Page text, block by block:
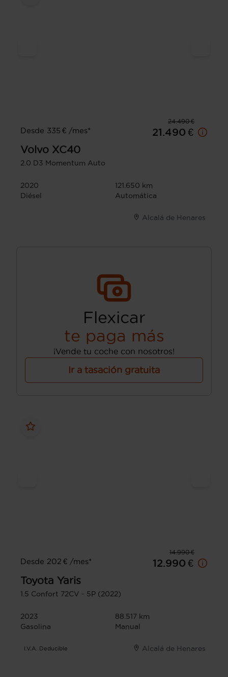
24.490 €
Desde 335 € /mes*
21.490 €
Volvo XC40
2.0 D3 Momentum Auto
2020
121.650 km
Diésel
Automática
Alcalá de Henares
Flexicar
te paga más
¡Vende tu coche con nosotros!
Ir a tasación gratuita
14.990 €
Desde 202 € /mes*
12.990 €
Toyota Yaris
1.5 Confort 72CV - 5P (2022)
2023
88.517 km
Gasolina
Manual
I.V.A. Deducible Alcalá de Henares